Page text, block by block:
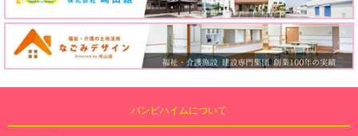
バンビハイムについて